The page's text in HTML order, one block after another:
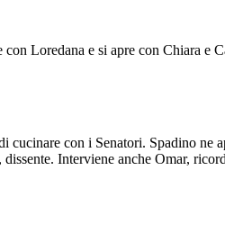
Loredana e si apre con Chiara
cucinare con i Senatori. Spadino
Interviene anche Omar,